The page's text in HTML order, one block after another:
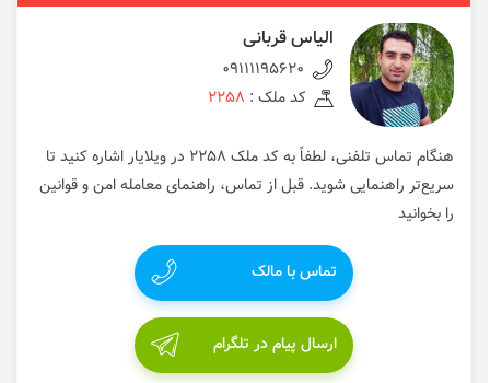
الیاس قربانی
09111195620
کد ملک : 2258
هنگام تماس تلفنی، لطفاً به کد ملک 2258 در ویلایار اشاره کنید تا
سریع‌تر راهنمایی شوید. قبل از تماس، راهنمای معامله امن و قوانین
را بخوانید
تماس با مالک
ارسال پیام در تلگرام